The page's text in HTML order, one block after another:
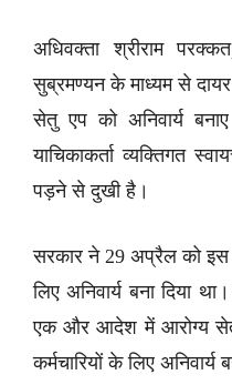
अधिवक्ता श्रीराम
सुब्रमण्यन के माध्यम से
सेतु एप को अनिवार्य
याचिकाकर्ता व्यक्तिगत
पड़ने से दुखी है।
सरकार ने 29 अप्रैल को इस
लिए अनिवार्य बना दिया
एक और आदेश में आरोग्य सेतु
कर्मचारियों के लिए अनिवार्य